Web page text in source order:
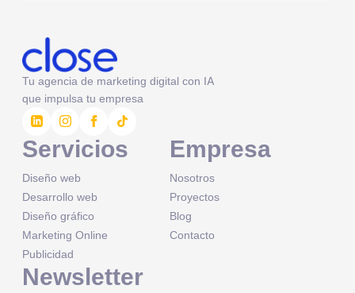
Tu agencia de marketing digital con IA
que impulsa tu empresa
Servicios
Diseño web
Desarrollo web
Diseño gráfico
Marketing Online
Publicidad
Empresa
Nosotros
Proyectos
Blog
Contacto
Newsletter